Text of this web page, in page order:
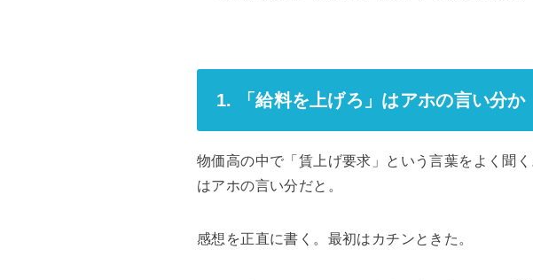
1. 「給料を上げろ」はアホの言い分か
物価高の中で「賃上げ要求」という言葉をよく聞
はアホの言い分だと。
感想を正直に書く。最初はカチンときた。